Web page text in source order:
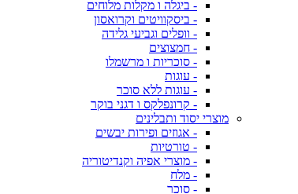
- ביגלה ו מקלות מלוחים
- ביסקוויטים וקרואסון
- וופלים וגביעי גלידה
- חמצוצים
- סוכריות ו מרשמלו
- עוגות
- עוגות ללא סוכר
- קרונפלקס ו דגני בוקר
מוצרי יסוד ותבלינים
- אגוזים ופירות יבשים
- טורטיות
- מוצרי אפיה וקנדיטוריה
- מלח
- סוכר